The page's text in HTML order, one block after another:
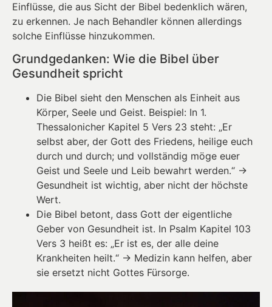
Einflüsse, die aus Sicht der Bibel bedenklich wären,
zu erkennen. Je nach Behandler können allerdings
solche Einflüsse hinzukommen.
Grundgedanken: Wie die Bibel über
Gesundheit spricht
Die Bibel sieht den Menschen als Einheit aus
Körper, Seele und Geist. Beispiel: In 1.
Thessalonicher Kapitel 5 Vers 23 steht: „Er
selbst aber, der Gott des Friedens, heilige euch
durch und durch; und vollständig möge euer
Geist und Seele und Leib bewahrt werden.“ →
Gesundheit ist wichtig, aber nicht der höchste
Wert.
Die Bibel betont, dass Gott der eigentliche
Geber von Gesundheit ist. In Psalm Kapitel 103
Vers 3 heißt es: „Er ist es, der alle deine
Krankheiten heilt.“ → Medizin kann helfen, aber
sie ersetzt nicht Gottes Fürsorge.